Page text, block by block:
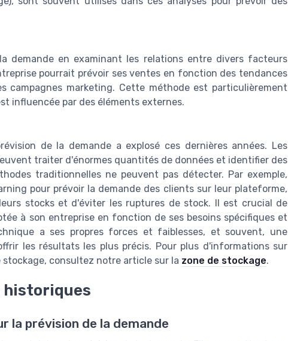
demande en examinant les relations entre divers facteurs
pourrait prévoir ses ventes en fonction des tendances
campagnes marketing. Cette méthode est particulièrement
influencée par des éléments externes.
de la demande a explosé ces dernières années. Les
traiter d'énormes quantités de données et identifier des
traditionnelles ne peuvent pas détecter. Par exemple,
pour prévoir la demande des clients sur leur plateforme,
stocks et d'éviter les ruptures de stock. Il est crucial de
à son entreprise en fonction de ses besoins spécifiques et
a ses propres forces et faiblesses, et souvent, une
les résultats les plus précis. Pour plus d'informations sur
consultez notre article sur la zone de stockage.
historiques
la prévision de la demande